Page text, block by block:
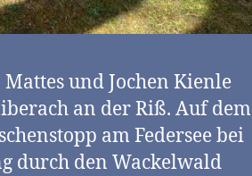
und Jochen Kienle
an der Riß. Auf dem
am Federsee bei
durch den Wackelwald